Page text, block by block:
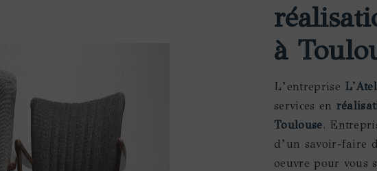
à
L’entreprise
services en
Toulouse.
d’un savoir-faire
oeuvre pour vous